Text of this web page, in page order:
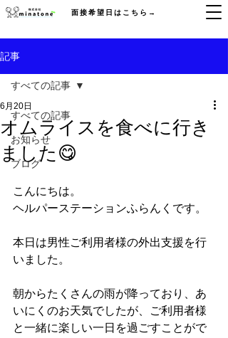
面接希望日はこちら→
記事
すべての記事
お知らせ
ブログ
すべての記事
オムライスを食べに行き
ました😋
6月20日
こんにちは。
ヘルパーステーションふらんくです。
本日は男性ご利用者様の外出支援を行
いました。
朝からたくさんの雨が降っており、あ
いにくのお天気でしたが、ご利用者様
と一緒に楽しい一日を過ごすことがで